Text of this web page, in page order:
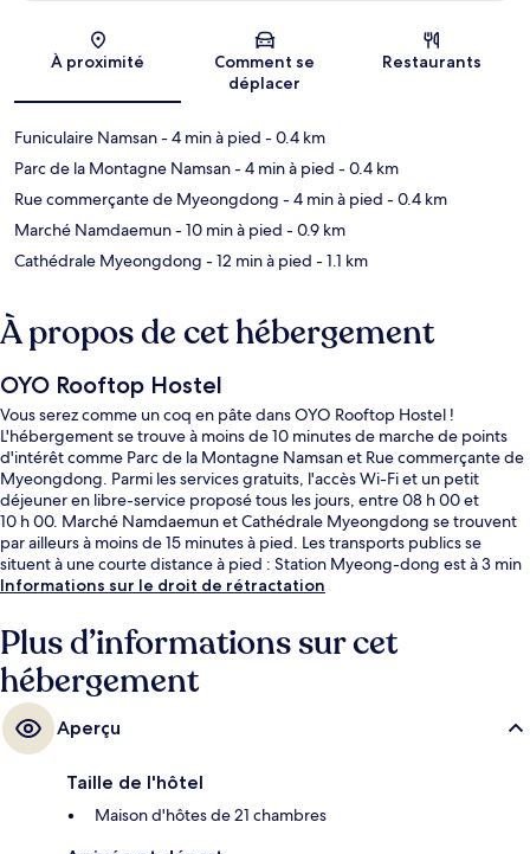
Carte
À proximité
Comment se
déplacer
Restaurants
Funiculaire Namsan- 4 min à pied - 0.4 km
Parc de la Montagne Namsan- 4 min à pied - 0.4 km
Rue commerçante de Myeongdong - 4 min à pied - 0.4 km
Marché Namdaemun- 10 min à pied - 0.9 km
Cathédrale Myeongdong - 12 min à pied - 1.1 km
À propos de cet hébergement
OYO Rooftop Hostel
Vous serez comme un coq en pâte dans OYO Rooftop Hostel !
L'hébergement se trouve à moins de 10 minutes de marche de points
d'intérêt comme Parc de la Montagne Namsan et Rue commerçante de
Myeongdong. Parmi les services gratuits, l'accès Wi-Fi et un petit
déjeuner en libre-service proposé tous les jours, entre 08 h 00 et
10 h 00. Marché Namdaemun et Cathédrale Myeongdong se trouvent
par ailleurs à moins de 15 minutes à pied. Les transports publics se
situent à une courte distance à pied : Station Myeong-dong est à 3 min
et Station Hoehyeon, à 11 min.
Informations sur le droit de rétractation
Plus d’informations sur cet
hébergement
Aperçu
Taille de l'hôtel
Maison d'hôtes de 21 chambres